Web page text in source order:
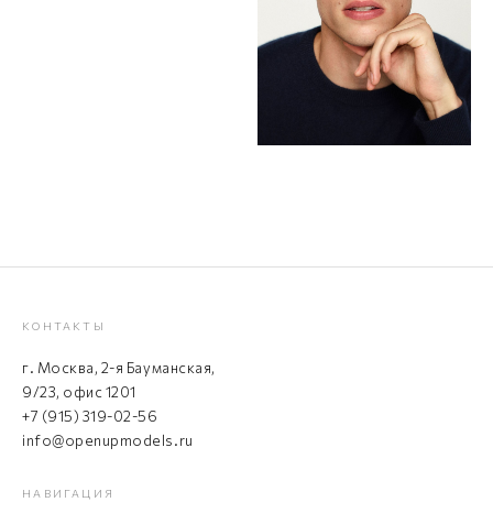
КОНТАКТЫ
г. Москва, 2-я Бауманская,
9/23, офис 1201
+7 (915) 319-02-56
info@openupmodels.ru
НАВИГАЦИЯ